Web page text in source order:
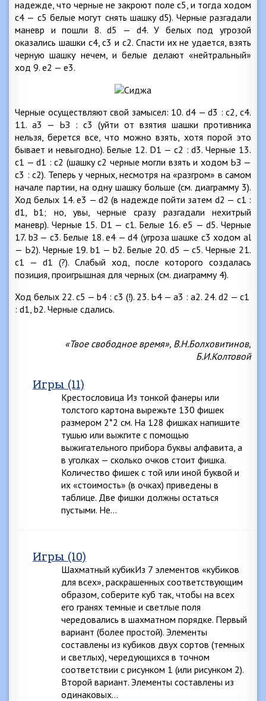
надежде, что черные не закроют поле с5, и тогда ходом
с4 — с5 белые могут снять шашку d5). Черные разгадали
маневр и пошли 8. d5 — d4. У белых под угрозой
оказались шашки с4, с3 и с2. Спасти их не удается, взять
черную шашку нечем, и белые делают «нейтральный»
ход 9. е2 — е3.
Черные осуществляют свой замысел: 10. d4 — d3 : с2, с4.
11. a3 — ЬЗ : с3 (уйти от взятия шашки противника
нельзя, берется все, что можно взять, хотя порой это
бывает и невыгодно). Белые 12. D1 — с2 : d3. Черные 13.
c1 — d1 : c2 (шашку с2 черные могли взять и ходом ЬЗ —
с3 : с2). Теперь у черных, несмотря на «разгром» в самом
начале партии, на одну шашку больше (см. диаграмму 3).
Ход белых 14. e3 — d2 (в надежде пойти затем d2 — c1 :
d1, b1; но, увы, черные сразу разгадали нехитрый
маневр). Черные 15. D1 — c1. Белые 16. е5 — d5. Черные
17. bЗ — с3. Белые 18. е4 — d4 (угроза шашке с3 ходом al
— Ь2). Черные 19. b1 — b2. Белые 20. d5 — с5. Черные 21.
c1 — d1 (?). Слабый ход, после которого создалась
позиция, проигрышная для черных (см. диаграмму 4).
Ход белых 22. с5 — b4 : с3 (!). 23. Ь4 — а3 : а2. 24. d2 — c1
: d1, b2. Черные сдались.
«Твое свободное время», В.Н.Болховитинов,
Б.И.Колтовой
Игры (11)
Крестословица Из тонкой фанеры или
толстого картона вырежьте 130 фишек
размером 2*2 см. На 128 фишках напишите
тушью или выжгите с помощью
выжигательного прибора буквы алфавита, а
в уголках — сколько очков стоит фишка.
Количество фишек с той или иной буквой и
их «стоимость» (в очках) приведены в
таблице. Две фишки должны остаться
пустыми. Не…
Игры (10)
Шахматный кубикИз 7 элементов «кубиков
для всех», раскрашенных соответствующим
образом, соберите куб так, чтобы на всех
его гранях темные и светлые поля
чередовались в шахматном порядке. Первый
вариант (более простой). Элементы
составлены из кубиков двух сортов (темных
и светлых), чередующихся в точном
соответствии с рисунком 1 (или рисунком 2).
Второй вариант. Элементы составлены из
одинаковых…